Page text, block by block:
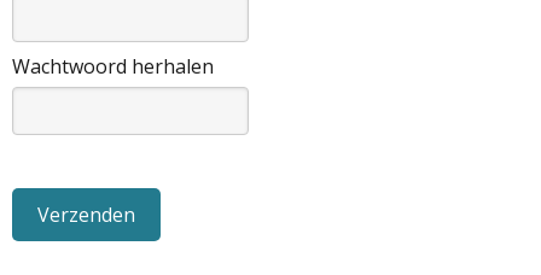
Wachtwoord herhalen